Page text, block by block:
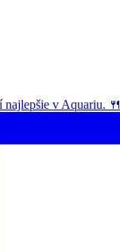
najlepšie v Aquariu. 🍴